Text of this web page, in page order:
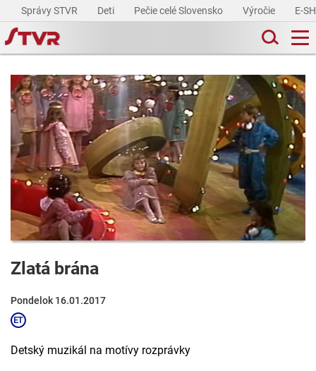
Správy STVR Deti Pečie celé Slovensko Výročie E-
Zlatá brána
Pondelok 16.01.2017
Detský muzikál na motívy rozprávky